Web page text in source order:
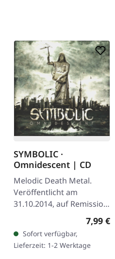
Preis:
SYMBOLIC ·
Omnidescent | CD
Melodic Death Metal.
Veröffentlicht am
31.10.2014, auf Remission
Records. CD im Jewelcase.
"Omnidescent" steht als
Zeugnis für die…
7,99 €
Sofort verfügbar,
Lieferzeit: 1-2 Werktage